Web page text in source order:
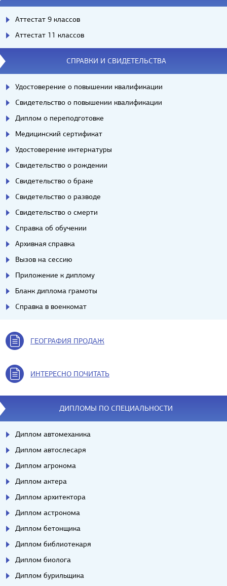
Аттестат 9 классов
Аттестат 11 классов
СПРАВКИ И СВИДЕТЕЛЬСТВА
Удостоверение о повышении квалификации
Свидетельство о повышении квалификации
Диплом о переподготовке
Медицинский сертификат
Удостоверение интернатуры
Свидетельство о рождении
Свидетельство о браке
Свидетельство о разводе
Свидетельство о смерти
Справка об обучении
Архивная справка
Вызов на сессию
Приложение к диплому
Бланк диплома грамоты
Справка в военкомат
ГЕОГРАФИЯ ПРОДАЖ
ИНТЕРЕСНО ПОЧИТАТЬ
ДИПЛОМЫ ПО СПЕЦИАЛЬНОСТИ
Диплом автомеханика
Диплом автослесаря
Диплом агронома
Диплом актера
Диплом архитектора
Диплом астронома
Диплом бетонщика
Диплом библиотекаря
Диплом биолога
Диплом бурильщика